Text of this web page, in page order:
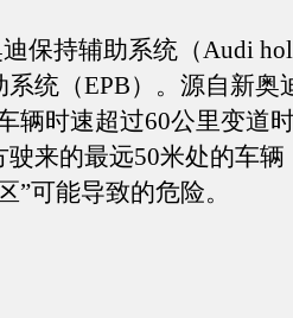
保持辅助系统（Audi
统（EPB）。源自新奥
辆时速超过60公里变道
来的最远50米处的车
”可能导致的危险。